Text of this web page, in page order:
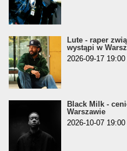
Lute - raper
wystąpi w
2026-09-17 19:00
Black Milk -
Warszawie
2026-10-07 19:00